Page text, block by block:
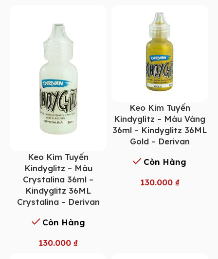
Keo Kim Tuyến
Kindyglitz – Màu
Crystalina 36ml –
Kindyglitz 36ML
Crystalina – Derivan
Còn Hàng
130.000 ₫
Keo Kim Tuyến
Kindyglitz – Màu Vàng
36ml – Kindyglitz 36ML
Gold – Derivan
Còn Hàng
130.000 ₫